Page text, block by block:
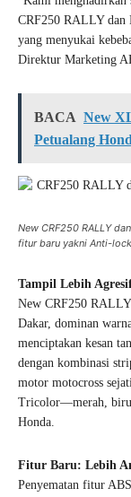
CRF250 RALLY dan
yang menyukai
Direktur Marketing
BACA New
Petualang
New CRF250 RALLY
fitur baru yakni Anti-
Tampil Lebih
New CRF250
Dakar, dominan
menciptakan kesan
dengan kombinasi
motor motocross
Tricolor—merah,
Honda.
Fitur Baru: Lebih
Penyematan fitur